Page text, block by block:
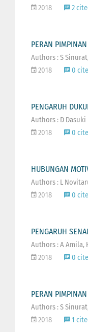
2018
2
PERAN
Authors : S
2018
0
PENGARUH
Authors : D Dasuki
2018
0
HUBUNGAN
Authors : L
2018
0
PENGARUH
Authors : A Amila,
2018
0
PERAN
Authors : S
2018
1